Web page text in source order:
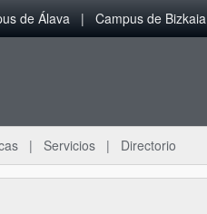
de Álava Campus de Bizkaia
Servicios Directorio